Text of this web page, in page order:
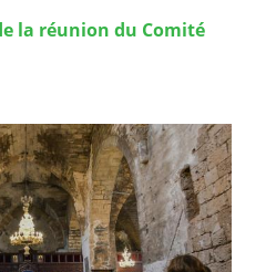
la réunion du Comité